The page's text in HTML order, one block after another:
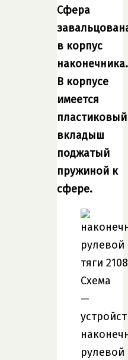
Сфера
в корпус
наконечника.
В корпусе
имеется
пластиковый
вкладыш
поджатый
пружиной к
сфере.
Схема
—
рулевой